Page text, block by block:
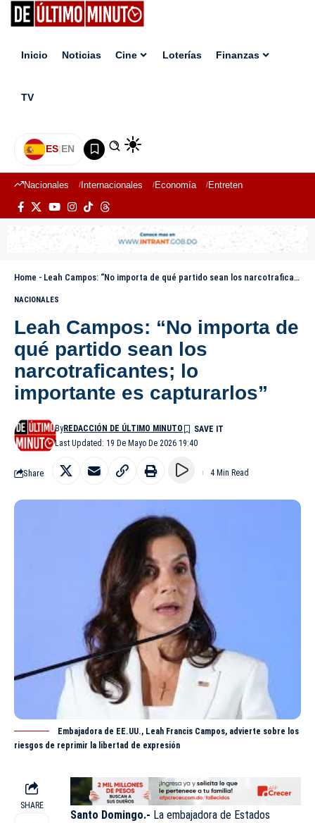
Inicio Noticias Cine Loterías Finanzas
TV
ES|EN
Nacionales Internacionales Economía Entretenimiento
Home - Leah Campos: “No importa de qué partido sean los narcotraficantes; lo importante es capturarlos”
NACIONALES
Leah Campos: “No importa de
qué partido sean los
narcotraficantes; lo
importante es capturarlos”
Last Updated: 19 De Mayo De 2026 19:40
ByREDACCIÓN DE ÚLTIMO MINUTO
Share 4 Min Read
Embajadora de EE.UU., Leah Francis Campos, advierte sobre los
riesgos de reprimir la libertad de expresión
SHARE
Santo Domingo.- La embajadora de Estados